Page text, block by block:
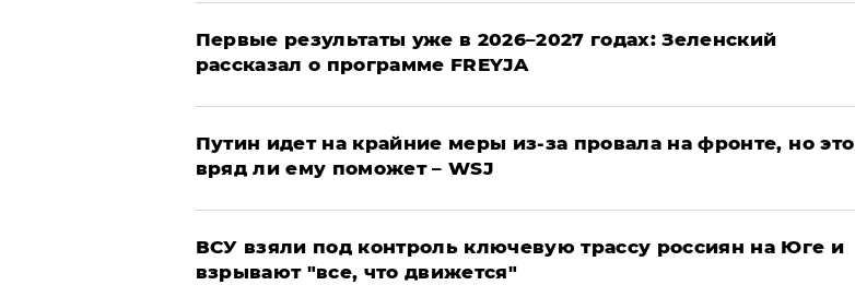
Первые результаты уже в 2026–2027 годах: Зеленский
рассказал о программе FREYJA
Путин идет на крайние меры из-за провала на фронте, но это
вряд ли ему поможет – WSJ
ВСУ взяли под контроль ключевую трассу россиян на Юге и
взрывают "все, что движется"